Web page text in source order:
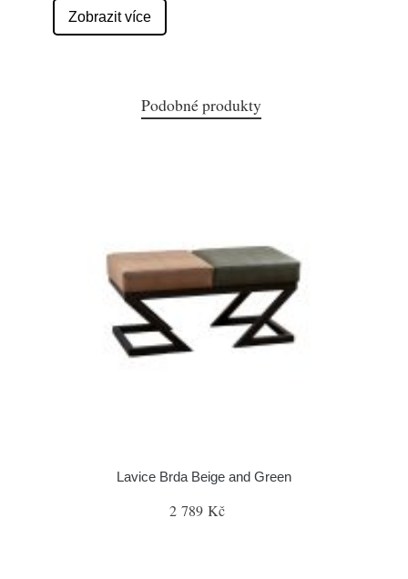
Zobrazit více
Podobné produkty
Lavice Brda Beige and Green
2 789 Kč